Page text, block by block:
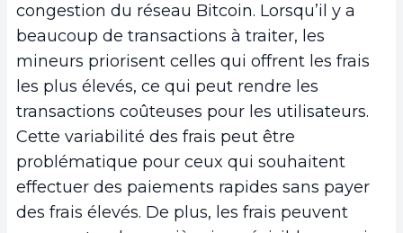
congestion du réseau Bitcoin. Lorsqu’il y a
beaucoup de transactions à traiter, les
mineurs priorisent celles qui offrent les frais
les plus élevés, ce qui peut rendre les
transactions coûteuses pour les utilisateurs.
Cette variabilité des frais peut être
problématique pour ceux qui souhaitent
effectuer des paiements rapides sans payer
des frais élevés. De plus, les frais peuvent